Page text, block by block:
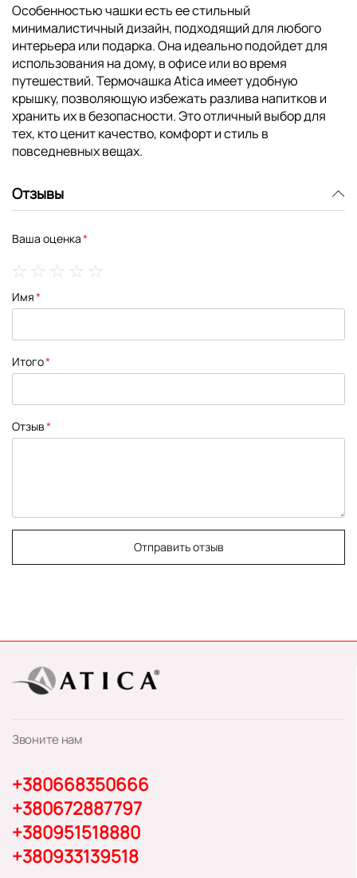
Особенностью чашки есть ее стильный
минималистичный дизайн, подходящий для любого
интерьера или подарка. Она идеально подойдет для
использования на дому, в офисе или во время
путешествий. Термочашка Atica имеет удобную
крышку, позволяющую избежать разлива напитков и
хранить их в безопасности. Это отличный выбор для
тех, кто ценит качество, комфорт и стиль в
повседневных вещах.
Отзывы
Ваша оценка
star
stars
stars
stars
stars
Имя
Итого
Отзыв
Отправить отзыв
Звоните нам
+380668350666
+380672887797
+380951518880
+380933139518